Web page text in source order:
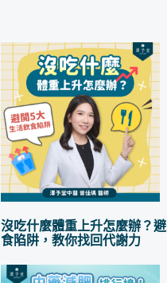
沒吃什麼體重上升怎麼辦？
食陷阱，教你找回代謝力